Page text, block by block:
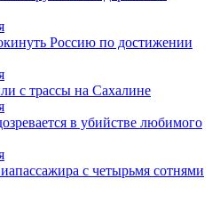
Россию по достижении
с трассы на Сахалине
в убийстве любимого
с четырьмя сотнями